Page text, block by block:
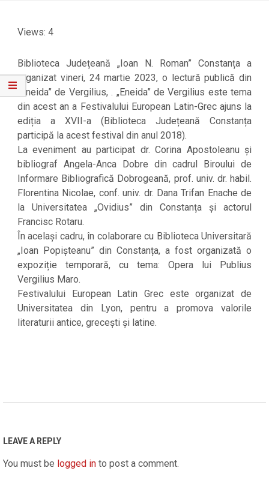
Views: 4
Biblioteca Județeană „Ioan N. Roman” Constanța a
organizat vineri, 24 martie 2023, o lectură publică din
„Eneida” de Vergilius, . „Eneida” de Vergilius este tema
din acest an a Festivalului European Latin-Grec ajuns la
ediția a XVII-a (Biblioteca Județeană Constanța
participă la acest festival din anul 2018).
La eveniment au participat dr. Corina Apostoleanu și
bibliograf Angela-Anca Dobre din cadrul Biroului de
Informare Bibliografică Dobrogeană, prof. univ. dr. habil.
Florentina Nicolae, conf. univ. dr. Dana Trifan Enache de
la Universitatea „Ovidius” din Constanța și actorul
Francisc Rotaru.
În același cadru, în colaborare cu Biblioteca Universitară
„Ioan Popișteanu” din Constanța, a fost organizată o
expoziție temporară, cu tema: Opera lui Publius
Vergilius Maro.
Festivalului European Latin Grec este organizat de
Universitatea din Lyon, pentru a promova valorile
literaturii antice, grecești și latine.
24
LEAVE A REPLY
You must be logged in to post a comment.